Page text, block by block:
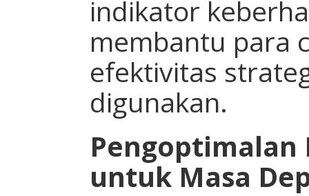
indikator
membantu para
efektivitas
digunakan.
Pengoptimalan
untuk Masa